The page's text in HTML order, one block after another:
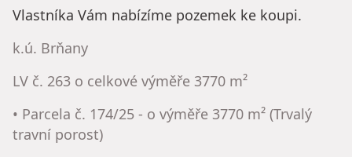
Vlastníka Vám nabízíme pozemek ke koupi.
k.ú. Brňany
LV č. 263 o celkové výměře 3770 m²
• Parcela č. 174/25 - o výměře 3770 m² (Trvalý
travní porost)